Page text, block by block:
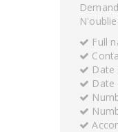
Full
Date
Date